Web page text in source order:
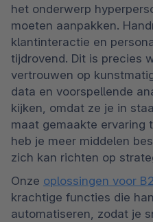
het onderwerp
moeten aanpakken.
klantinteractie en
tijdrovend. Dit is precies
vertrouwen op
data en voorspellende
kijken, omdat ze je in
maat gemaakte ervaring
heb je meer middelen
zich kan richten op
Onze oplossingen voor
krachtige functies die
automatiseren, zodat je